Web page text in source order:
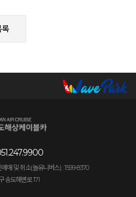
록
매 및 취소(놀유니버스) : 1599-8370
송도해변로 171